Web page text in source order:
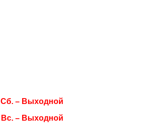
Сб. – Выходной
Вс. – Выходной